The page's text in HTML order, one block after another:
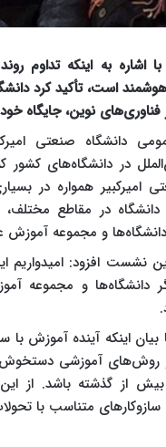
اشاره به اینکه تداوم
است، تأکید کرد
نوین، جایگاه
دانشگاه صنعتی
در دانشگاه‌های
امیرکبیر همواره در
در مقاطع مختلف،
دانشگاه‌ها و مجموعه
نشست افزود: امیدواریم
دانشگاه‌ها و مجموعه
بیان اینکه آینده آموزش
روش‌های آموزشی
از گذشته باشد. از
متناسب با